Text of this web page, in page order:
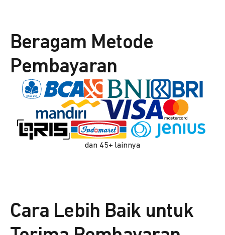
Beragam Metode
Pembayaran
dan 45+ lainnya
Cara Lebih Baik untuk